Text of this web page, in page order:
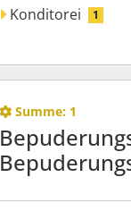
Konditorei 1
Summe: 1